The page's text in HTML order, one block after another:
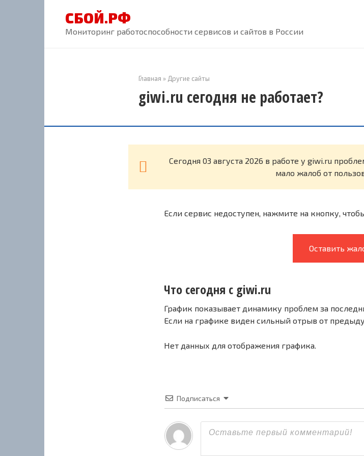
СБОЙ.РФ
Мониторинг работоспособности сервисов и сайтов в России
Главная » Другие сайты
giwi.ru сегодня не работает?
Cегодня 03 августа 2026 в работе у giwi.ru
мало жалоб от
Если сервис недоступен, нажмите на кнопку,
Оставить
Что сегодня с giwi.ru
График показывает динамику проблем за
Если на графике виден сильный отрыв от
Нет данных для отображения графика.
Подписаться